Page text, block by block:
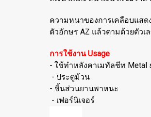
ความหนาของการเคลือบแส
ตัวอักษร AZ แล้วตามด้วยตัวเ
การใช้งาน Usage
- ใช้ทำหลังคาเมทัลชีท Metal
- ประตูม้วน
- ชิ้นส่วนยานพาหนะ
- เฟอร์นิเจอร์